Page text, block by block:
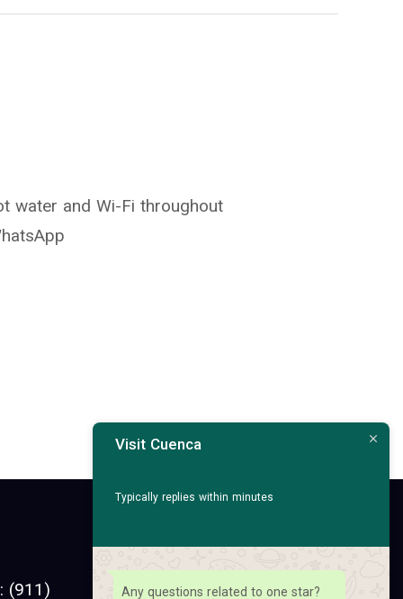
water and Wi-Fi throughout
(911)
Instagram
Visit Cuenca
Typically replies within minutes
Any questions related to one star?